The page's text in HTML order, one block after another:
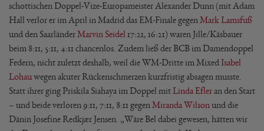
schottischen Doppel-Vize-Europameister Alexander Dunn (mit Adam
Hall verlor er im April in Madrid das EM-Finale gegen Mark Lamsfuß
und den SaarländerMarvin Seidel 17:21, 16:21) waren Jille/Käsbauer
beim 8:11, 5:11, 4:11 chancenlos. Zudem ließ der BCB im Damendoppel
Federn, nicht zuletzt deshalb, weil die WM-Dritte im Mixed Isabel
Lohau wegen akuter Rückenschmerzen kurzfristig absagen musste.
Statt ihrer ging Priskila Siahaya im Doppel mit Linda Efleran den Start
– und beide verloren 9:11, 7:11, 8:11 gegen Miranda Wilson und die
Dänin Josefine Redkjær Jensen. „Wäre Bel dabei gewesen, hätten wir